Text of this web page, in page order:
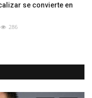
se convierte en
286